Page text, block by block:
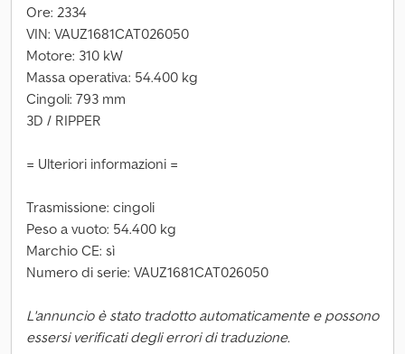
Ore: 2334
VIN: VAUZ1681CAT026050
Motore: 310 kW
Massa operativa: 54.400 kg
Cingoli: 793 mm
3D / RIPPER
= Ulteriori informazioni =
Trasmissione: cingoli
Peso a vuoto: 54.400 kg
Marchio CE: sì
Numero di serie: VAUZ1681CAT026050
L'annuncio è stato tradotto automaticamente e possono
essersi verificati degli errori di traduzione.